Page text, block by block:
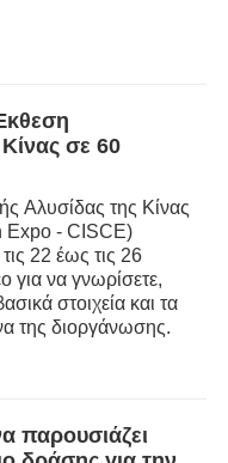
σε 60
Αλυσίδας της Κίνας
Expo - CISCE)
22 έως τις 26
για να γνωρίσετε,
στοιχεία και τα
της διοργάνωσης.
παρουσιάζει